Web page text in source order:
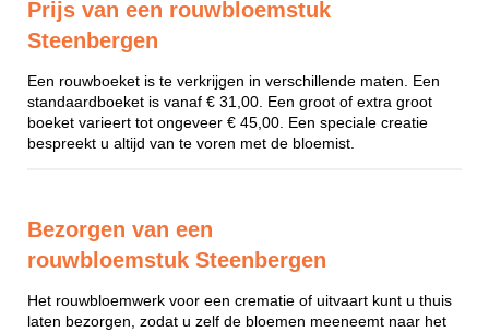
Prijs van een rouwbloemstuk
Steenbergen
Een rouwboeket is te verkrijgen in verschillende maten. Een
standaardboeket is vanaf € 31,00. Een groot of extra groot
boeket varieert tot ongeveer € 45,00. Een speciale creatie
bespreekt u altijd van te voren met de bloemist.
Bezorgen van een
rouwbloemstuk Steenbergen
Het rouwbloemwerk voor een crematie of uitvaart kunt u thuis
laten bezorgen, zodat u zelf de bloemen meeneemt naar het